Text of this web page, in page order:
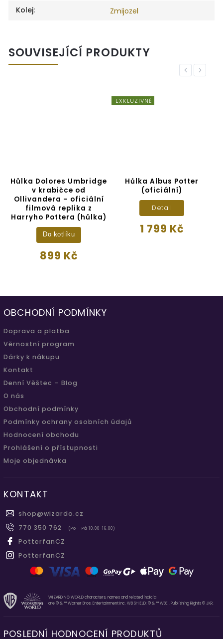
Kolej: Zmijozel
SOUVISEJÍCÍ PRODUKTY
Previous
Hůlka Dolores Umbridge
v krabičce od
Ollivandera – oficiální
filmová replika z
Harryho Pottera (hůlka)
899 Kč
Do kotlíku
EXKLUZIVNĚ
Hůlka Albus Potter
(oficiální)
1 799 Kč
Detail
Next
OBCHODNÍ PODMÍNKY
Doprava a platba
Věrnostní program
Dárky k nákupu
Kontakt
Denní Věštec – Blog
O nás
Obchodní podmínky
Podmínky ochrany osobních údajů
Hodnocení obchodu
Prohlášení o přístupnosti
Moje objednávka
KONTAKT
shop@wizardo.cz
770 350 762
(Po - Pá 10.00-16.00)
PotterfanCZ
PotterfanCZ
WIZARDING WORLD characters, names and related indicia
are © & ™ Warner Bros. Entertainment Inc. WB SHIELD: © & ™ WBEI. Publishing Rights © JKR.
POSLEDNÍ HODNOCENÍ PRODUKTŮ